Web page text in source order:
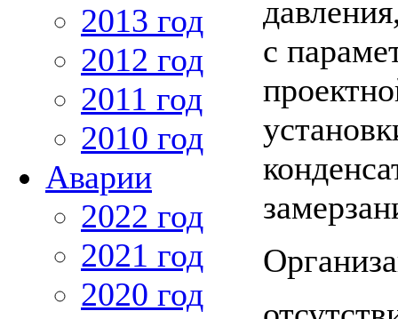
2013 год
2012 год
2011 год
2010 год
Аварии
2022 год
2021 год
2020 год
с